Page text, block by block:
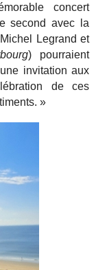
concert
second avec la
Legrand et
) pourraient
invitation aux
de ces
»